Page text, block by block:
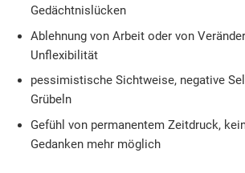
Gedächtnislücken
Ablehnung von Arbeit oder von
Unflexibilität
pessimistische Sichtweise, negative
Grübeln
Gefühl von permanentem Zeitdruck,
Gedanken mehr möglich